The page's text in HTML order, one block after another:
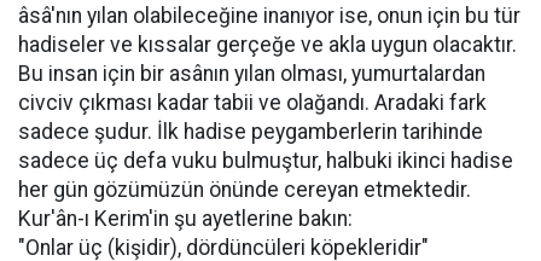
âsâ'nın yılan olabileceğine inanıyor ise, onun için bu tür
hadiseler ve kıssalar gerçeğe ve akla uygun olacaktır.
Bu insan için bir asânın yılan olması, yumurtalardan
civciv çıkması kadar tabii ve olağandı. Aradaki fark
sadece şudur. İlk hadise peygamberlerin tarihinde
sadece üç defa vuku bulmuştur, halbuki ikinci hadise
her gün gözümüzün önünde cereyan etmektedir.
Kur'ân-ı Kerim'in şu ayetlerine bakın:
"Onlar üç (kişidir), dördüncüleri köpekleridir"